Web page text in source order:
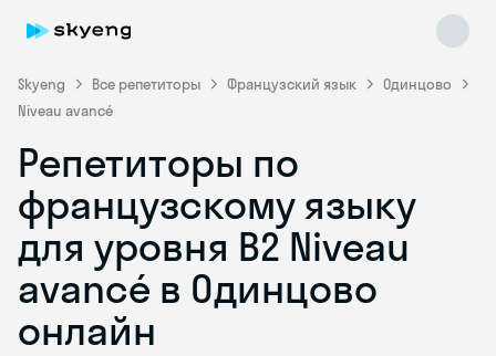
Skyeng Все репетиторы Французский язык
Одинцово
Niveau avancé
Репетиторы по
французскому языку
для уровня B2 Niveau
avancé в Одинцово
онлайн
Skyeng Chat